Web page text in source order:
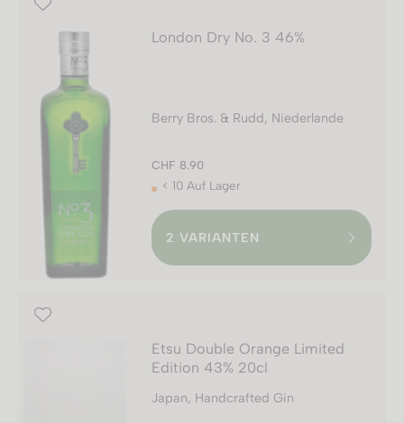
London Dry No. 3 46%
Berry Bros. & Rudd, Niederlande
CHF 8.90
< 10 Auf Lager
2 VARIANTEN
Etsu Double Orange Limited
Edition 43% 20cl
Japan, Handcrafted Gin